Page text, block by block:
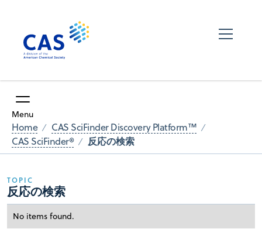
Menu
Home
CAS SciFinder Discovery Platform™
CAS SciFinder®
反応の検索
TOPIC
反応の検索
No items found.